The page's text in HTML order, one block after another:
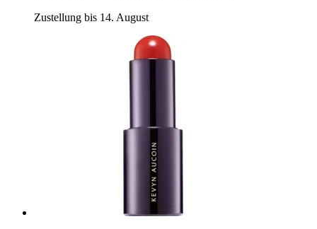
Zustellung bis 14. August